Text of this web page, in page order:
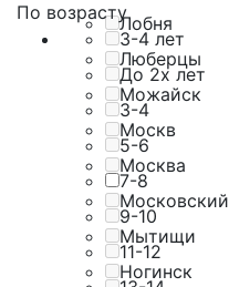
Лобня
Люберцы
Можайск
Москв
Москва
Московский
Мытищи
Ногинск
По возрасту
3-4 лет
До 2х лет
3-4
5-6
7-8
9-10
11-12